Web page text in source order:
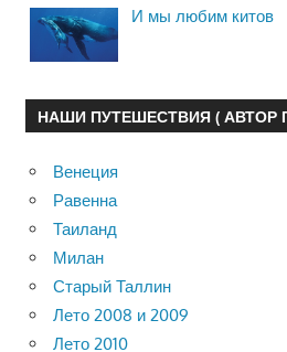
И мы любим китов
НАШИ ПУТЕШЕСТВИЯ ( АВТОР
Венеция
Равенна
Таиланд
Милан
Старый Таллин
Лето 2008 и 2009
Лето 2010